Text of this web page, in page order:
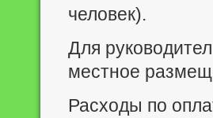
человек).
Для
местное
Расходы по